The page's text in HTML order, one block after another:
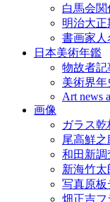
白馬会
明治大
書画家人
日本美術年鑑
物故者記
美術界年
Art news
画像
ガラス乾
尾高鮮
和田新調
新海竹太
写真原板
畑正吉フ